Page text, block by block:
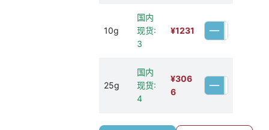
10g
国内
现货:
3
¥1231
25g
国内
现货:
4
¥306
6